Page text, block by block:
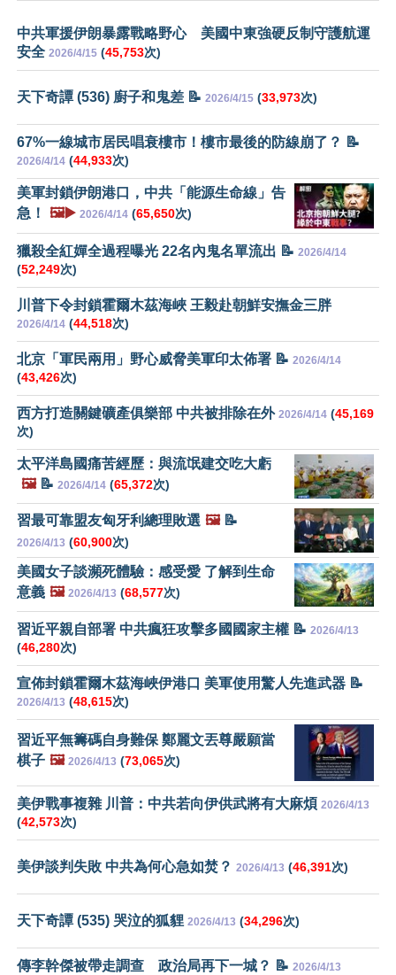
中共軍援伊朗暴露戰略野心 美國中東強硬反制守護航運
安全 2026/4/15 (45,753次)
天下奇譚 (536) 廚子和鬼差 📝 2026/4/15 (33,973次)
67%一線城市居民唱衰樓市！樓市最後的防線崩了？ 📝
2026/4/14 (44,933次)
美軍封鎖伊朗港口，中共「能源生命線」告
急！
🖼️▶️ 2026/4/14 (65,650次)
獵殺全紅嬋全過程曝光 22名內鬼名單流出 📝 2026/4/14
(52,249次)
川普下令封鎖霍爾木茲海峽 王毅赴朝鮮安撫金三胖
2026/4/14 (44,518次)
北京「軍民兩用」野心威脅美軍印太佈署 📝 2026/4/14
(43,426次)
西方打造關鍵礦產俱樂部 中共被排除在外 2026/4/14 (45,169
次)
太平洋島國痛苦經歷：與流氓建交吃大虧
🖼️📝 2026/4/14 (65,372次)
習最可靠盟友匈牙利總理敗選 🖼️📝
2026/4/13 (60,900次)
美國女子談瀕死體驗：感受愛 了解到生命
意義 🖼️ 2026/4/13 (68,577次)
習近平親自部署 中共瘋狂攻擊多國國家主權 📝 2026/4/13
(46,280次)
宣佈封鎖霍爾木茲海峽伊港口 美軍使用驚人先進武器 📝
2026/4/13 (48,615次)
習近平無籌碼自身難保 鄭麗文丟尊嚴願當
棋子 🖼️ 2026/4/13 (73,065次)
美伊戰事複雜 川普：中共若向伊供武將有大麻煩 2026/4/13
(42,573次)
美伊談判失敗 中共為何心急如焚？ 2026/4/13 (46,391次)
天下奇譚 (535) 哭泣的狐貍 2026/4/13 (34,296次)
傳李幹傑被帶走調查 政治局再下一城？ 📝 2026/4/13